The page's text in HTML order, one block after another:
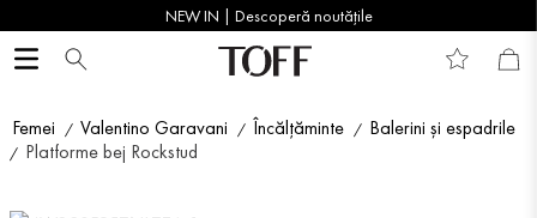
NEW IN | Descoperă noutățile
Femei Valentino Garavani Încălțăminte
Balerini și espadrile
Platforme bej Rockstud